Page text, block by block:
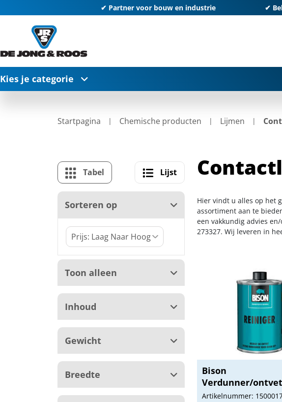
✔ Partner voor bouw en industrie ✔
Kies je categorie
Startpagina Chemische producten Lijmen
Tabel Lijst
Sorteren op
Toon alleen
Inhoud
Gewicht
Breedte
Hier vindt u alles op het
assortiment aan te
een vakkundig advies
273327. Wij leveren in
Bison
Verdunner/
Bison Kit...
Artikelnummer: